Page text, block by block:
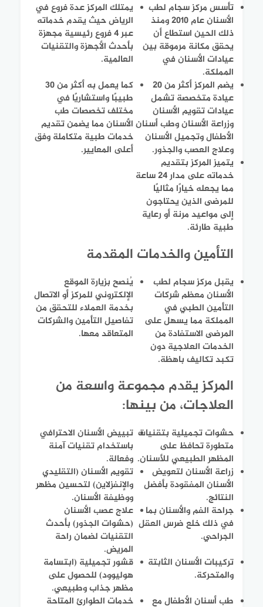
تأسس مركز سجام لطب
الأسنان عام 2010 ومنذ
ذلك الحين استطاع أن
يحقق مكانة مرموقة بين
عيادات الأسنان في
المملكة.
يمتلك المركز عدة فروع في
الرياض حيث يقدم خدماته
عبر 4 فروع رئيسية مجهزة
بأحدث الأجهزة والتقنيات
العالمية.
يضم المركز أكثر من 20
عيادة متخصصة تشمل
عيادات تقويم الأسنان
وزراعة الأسنان وطب أسنان
الأطفال وتجميل الأسنان
وعلاج العصب والجذور.
كما يعمل به أكثر من 30
طبيبًا واستشاريًا في
مختلف تخصصات طب
الأسنان مما يضمن تقديم
خدمات طبية متكاملة وفق
أعلى المعايير.
يتميز المركز بتقديم
خدماته على مدار 24 ساعة
مما يجعله خيارًا مثاليًا
للمرضى الذين يحتاجون
إلى مواعيد مرنة أو رعاية
طبية طارئة.
التأمين والخدمات المقدمة
يقبل مركز سجام لطب
الأسنان معظم شركات
التأمين الطبي في
المملكة مما يسهل على
المرضى الاستفادة من
الخدمات العلاجية دون
تكبد تكاليف باهظة.
يُنصح بزيارة الموقع
الإلكتروني للمركز أو الاتصال
بخدمة العملاء للتحقق من
تفاصيل التأمين والشركات
المتعاقد معها.
المركز يقدم مجموعة واسعة من
العلاجات، من بينها:
حشوات تجميلية بتقنيات
متطورة تحافظ على
المظهر الطبيعي للأسنان.
تبييض الأسنان الاحترافي
باستخدام تقنيات آمنة
وفعالة.
زراعة الأسنان لتعويض
الأسنان المفقودة بأفضل
النتائج.
تقويم الأسنان (التقليدي
والإنفزلاين) لتحسين مظهر
ووظيفة الأسنان.
جراحة الفم والأسنان بما
في ذلك خلع ضرس العقل
الجراحي.
علاج عصب الأسنان
(حشوات الجذور) بأحدث
التقنيات لضمان راحة
المريض.
تركيبات الأسنان الثابتة
والمتحركة.
قشور تجميلية (ابتسامة
هوليوود) للحصول على
مظهر جذاب وطبيعي.
طب أسنان الأطفال مع
خدمات الطوارئ المتاحة